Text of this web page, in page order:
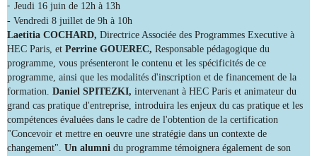
- Jeudi 16 juin de 12h à 13h
- Vendredi 8 juillet de 9h à 10h
Laetitia COCHARD, Directrice Associée des Programmes Executive à
HEC Paris, et Perrine GOUEREC, Responsable pédagogique du
programme, vous présenteront le contenu et les spécificités de ce
programme, ainsi que les modalités d'inscription et de financement de la
formation. Daniel SPITEZKI, intervenant à HEC Paris et animateur du
grand cas pratique d'entreprise, introduira les enjeux du cas pratique et les
compétences évaluées dans le cadre de l'obtention de la certification
"Concevoir et mettre en oeuvre une stratégie dans un contexte de
changement". Un alumni du programme témoignera également de son